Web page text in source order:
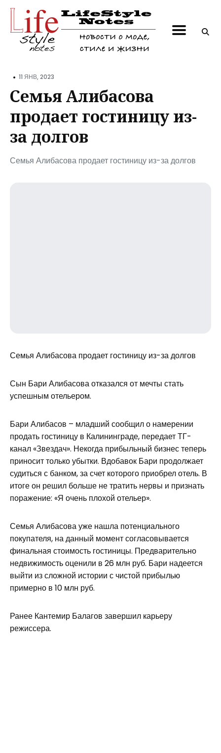
Поиск
• 11 ЯНВ, 2023
Семья Алибасова
продает гостиницу из-
за долгов
Семья Алибасова продает гостиницу из-за долгов
Семья Алибасова продает гостиницу из-за долгов
Сын Бари Алибасова отказался от мечты стать
успешным отельером.
Бари Алибасов – младший сообщил о намерении
продать гостиницу в Калининграде, передает ТГ-
канал «Звездач». Некогда прибыльный бизнес теперь
приносит только убытки. Вдобавок Бари продолжает
судиться с банком, за счет которого приобрел отель. В
итоге он решил больше не тратить нервы и признать
поражение: «Я очень плохой отельер».
Семья Алибасова уже нашла потенциального
покупателя, на данный момент согласовывается
финальная стоимость гостиницы. Предварительно
недвижимость оценили в 26 млн руб. Бари надеется
выйти из сложной истории с чистой прибылью
примерно в 10 млн руб.
Ранее Кантемир Балагов завершил карьеру
режиссера.